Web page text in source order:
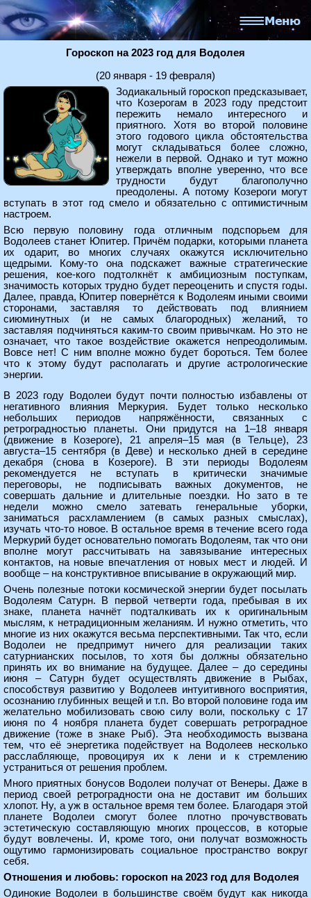
Гороскоп на 2023 год для Водолея
(20 января - 19 февраля)
Зодиакальный гороскоп предсказывает,
что Козерогам в 2023 году предстоит
пережить немало интересного и
приятного. Хотя во второй половине
этого годового цикла обстоятельства
могут складываться более сложно,
нежели в первой. Однако и тут можно
утверждать вполне уверенно, что все
трудности будут благополучно
преодолены. А потому Козероги могут
вступать в этот год смело и обязательно с оптимистичным
настроем.
Всю первую половину года отличным подспорьем для
Водолеев станет Юпитер. Причём подарки, которыми планета
их одарит, во многих случаях окажутся исключительно
щедрыми. Кому-то она подскажет важные стратегические
решения, кое-кого подтолкнёт к амбициозным поступкам,
значимость которых трудно будет переоценить и спустя годы.
Далее, правда, Юпитер повернётся к Водолеям иными своими
сторонами, заставляя то действовать под влиянием
сиюминутных (и не самых благородных) желаний, то
заставляя подчиняться каким-то своим привычкам. Но это не
означает, что такое воздействие окажется непреодолимым.
Вовсе нет! С ним вполне можно будет бороться. Тем более
что к этому будут располагать и другие астрологические
энергии.
В 2023 году Водолеи будут почти полностью избавлены от
негативного влияния Меркурия. Будет только несколько
небольших периодов напряжённости, связанных с
ретроградностью планеты. Они придутся на 1–18 января
(движение в Козероге), 21 апреля–15 мая (в Тельце), 23
августа–15 сентября (в Деве) и несколько дней в середине
декабря (снова в Козероге). В эти периоды Водолеям
рекомендуется не вступать в критически значимые
переговоры, не подписывать важных документов, не
совершать дальние и длительные поездки. Но зато в те
недели можно смело затевать генеральные уборки,
заниматься расхламлением (в самых разных смыслах),
изучать что-то новое. В остальное время в течение всего года
Меркурий будет основательно помогать Водолеям, так что они
вполне могут рассчитывать на завязывание интересных
контактов, на новые впечатления от новых мест и людей. И
вообще – на конструктивное вписывание в окружающий мир.
Очень полезные потоки космической энергии будет посылать
Водолеям Сатурн. В первой четверти года, пребывая в их
знаке, планета начнёт подталкивать их к оригинальным
мыслям, к нетрадиционным желаниям. И нужно отметить, что
многие из них окажутся весьма перспективными. Так что, если
Водолеи не предпримут ничего для реализации таких
сатурнианских посылов, то хотя бы должны обязательно
принять их во внимание на будущее. Далее – до середины
июня – Сатурн будет осуществлять движение в Рыбах,
способствуя развитию у Водолеев интуитивного восприятия,
осознанию глубинных вещей и т.п. Во второй половине года им
желательно мобилизовать свою силу воли, поскольку с 17
июня по 4 ноября планета будет совершать ретроградное
движение (тоже в знаке Рыб). Эта необходимость вызвана
тем, что её энергетика подействует на Водолеев несколько
расслабляюще, провоцируя их к лени и к стремлению
устраниться от решения проблем.
Много приятных бонусов Водолеи получат от Венеры. Даже в
период своей ретроградности она не доставит им больших
хлопот. Ну, а уж в остальное время тем более. Благодаря этой
планете Водолеи смогут более плотно прочувствовать
эстетическую составляющую многих процессов, в которые
будут вовлечены. И, кроме того, они получат возможность
ощутимо гармонизировать социальное пространство вокруг
себя.
Отношения и любовь: гороскоп на 2023 год для Водолея
Одинокие Водолеи в большинстве своём будут как никогда